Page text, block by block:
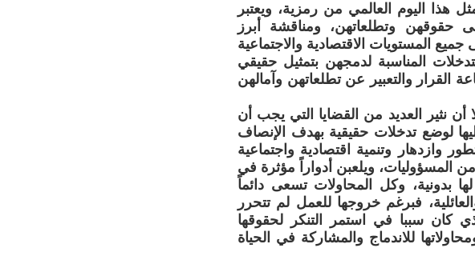
هذا اليوم العالمي من رمزية، ويعتبر
حقوقهن وتطلعاتهن، ومناقشة أبرز
المستويات الاقتصادية والاجتماعية
المناسبة لدمجهن بتمثيل حقيقي
القرار والتعبير عن تطلعاتهن وآمالهن
أن نثير العديد من القضايا التي يجب أن
لوضع تدخلات حقيقية بهدف الإنصاف
وازدهار وتنمية اقتصادية واجتماعية
المسؤوليات، ويلعبن أدواراً مؤثرة في
بدونية، وكل المحاولات تسعى دائماً
فبرغم خروجها للعمل لم تتحرر
كان سببا في استمر التنكر لحقوقها
للاندماج والمشاركة في الحياة